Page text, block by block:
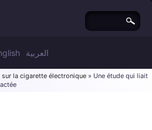
العربية
sur la cigarette électronique » Une étude qui liait